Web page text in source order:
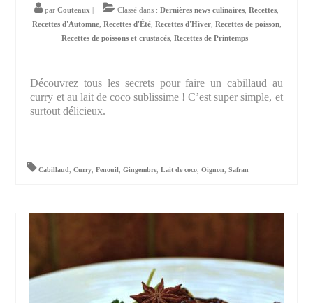
par Couteaux Classé dans : Dernières news culinaires Recettes
Recettes d'Automne, Recettes d'Été, Recettes d'Hiver, Recettes de poisson,
Recettes de poissons et crustacés Recettes de Printemps
Découvrez tous les secrets pour faire un cabillaud au
curry et au lait de coco sublissime ! C’est super simple, et
surtout délicieux.
Cabillaud,Curry,Fenouil,Gingembre,Lait de coco,Oignon,Safran